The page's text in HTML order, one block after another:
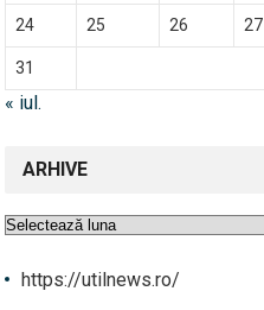
24 25 26 27
31
« iul.
ARHIVE
Arhive
https://utilnews.ro/